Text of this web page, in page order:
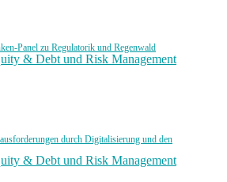
Panel zu Regulatorik und Regenwald
& Debt und Risk Management
durch Digitalisierung und den
& Debt und Risk Management